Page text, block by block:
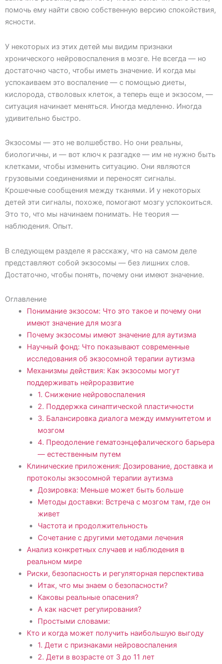
помочь ему найти свою собственную версию спокойствия,
ясности.
У некоторых из этих детей мы видим признаки
хронического нейровоспаления в мозге. Не всегда — но
достаточно часто, чтобы иметь значение. И когда мы
успокаиваем это воспаление — с помощью диеты,
кислорода, стволовых клеток, а теперь еще и экзосом, —
ситуация начинает меняться. Иногда медленно. Иногда
удивительно быстро.
Экзосомы — это не волшебство. Но они реальны,
биологичны, и — вот ключ к разгадке — им не нужно быть
клетками, чтобы изменить ситуацию. Они являются
грузовыми соединениями и переносят сигналы.
Крошечные сообщения между тканями. И у некоторых
детей эти сигналы, похоже, помогают мозгу успокоиться.
Это то, что мы начинаем понимать. Не теория —
наблюдения. Опыт.
В следующем разделе я расскажу, что на самом деле
представляют собой экзосомы — без лишних слов.
Достаточно, чтобы понять, почему они имеют значение.
Оглавление
Понимание экзосом: Что это такое и почему они
имеют значение для мозга
Почему экзосомы имеют значение для аутизма
Научный фонд: Что показывают современные
исследования об экзосомной терапии аутизма
Механизмы действия: Как экзосомы могут
поддерживать нейроразвитие
1. Снижение нейровоспаления
2. Поддержка синаптической пластичности
3. Балансировка диалога между иммунитетом и
мозгом
4. Преодоление гематоэнцефалического барьера
— естественным путем
Клинические приложения: Дозирование, доставка и
протоколы экзосомной терапии аутизма
Дозировка: Меньше может быть больше
Методы доставки: Встреча с мозгом там, где он
живет
Частота и продолжительность
Сочетание с другими методами лечения
Анализ конкретных случаев и наблюдения в
реальном мире
Риски, безопасность и регуляторная перспектива
Итак, что мы знаем о безопасности?
Каковы реальные опасения?
А как насчет регулирования?
Простыми словами:
Кто и когда может получить наибольшую выгоду
1. Дети с признаками нейровоспаления
2. Дети в возрасте от 3 до 11 лет